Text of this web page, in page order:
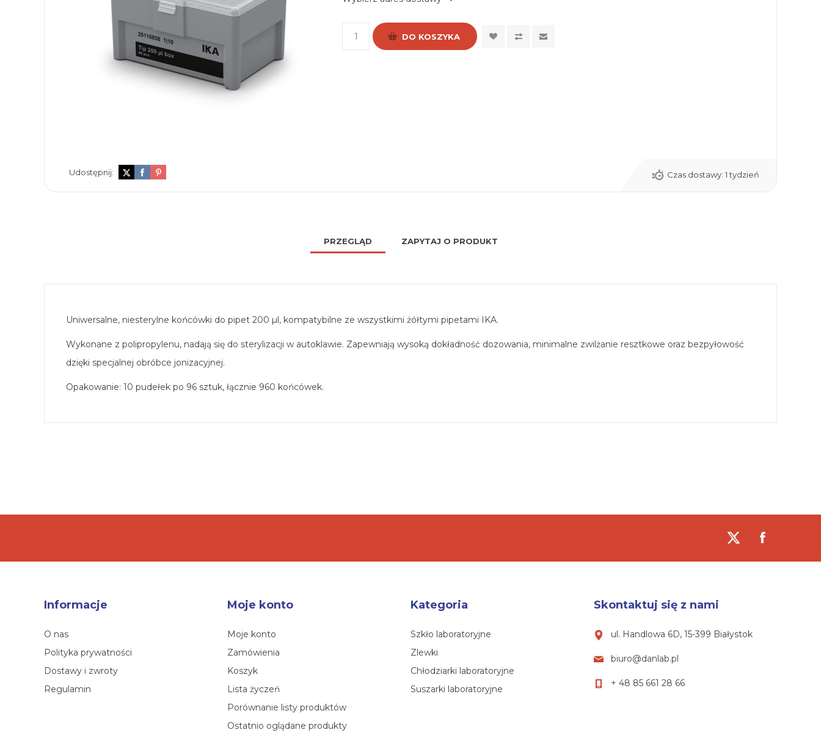
DO KOSZYKA
Udostępnij: Czas dostawy: 1 tydzień
PRZEGLĄD ZAPYTAJ O PRODUKT
Uniwersalne, niesterylne końcówki do pipet 200 µl, kompatybilne ze wszystkimi żółtymi pipetami IKA.
Wykonane z polipropylenu, nadają się do sterylizacji w autoklawie. Zapewniają wysoką dokładność dozowania, minimalne zwilżanie resztkowe oraz bezpyłowość
dzięki specjalnej obróbce jonizacyjnej.
Opakowanie: 10 pudełek po 96 sztuk, łącznie 960 końcówek.
Informacje
O nas
Polityka prywatności
Dostawy i zwroty
Regulamin
Moje konto
Moje konto
Zamówienia
Koszyk
Lista życzeń
Porównanie listy produktów
Ostatnio oglądane produkty
Kategoria
Szkło laboratoryjne
Zlewki
Chłodziarki laboratoryjne
Suszarki laboratoryjne
Skontaktuj się z nami
ul. Handlowa 6D, 15-399 Białystok
biuro@danlab.pl
+ 48 85 661 28 66